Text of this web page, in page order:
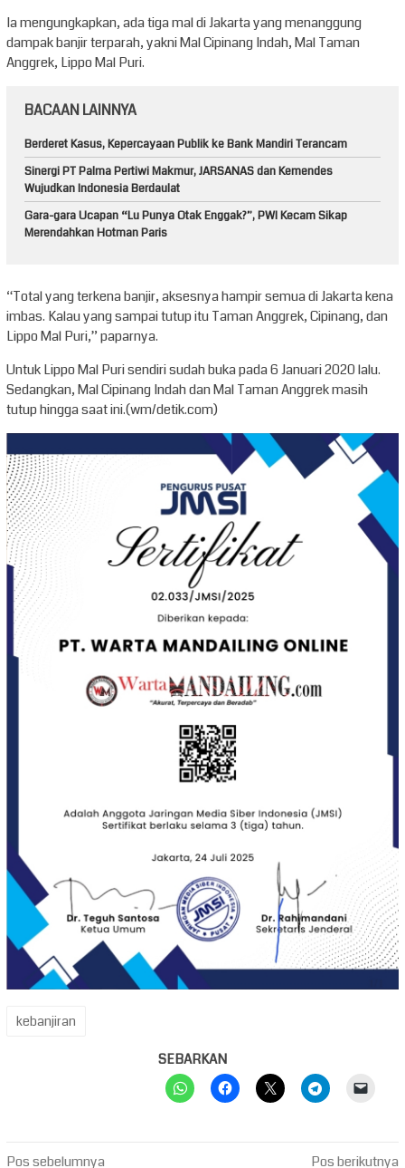
Ia mengungkapkan, ada tiga mal di Jakarta yang menanggung
dampak banjir terparah, yakni Mal Cipinang Indah, Mal Taman
Anggrek, Lippo Mal Puri.
BACAAN LAINNYA
Berderet Kasus, Kepercayaan Publik ke Bank Mandiri Terancam
Sinergi PT Palma Pertiwi Makmur, JARSANAS dan Kemendes
Wujudkan Indonesia Berdaulat
Gara-gara Ucapan “Lu Punya Otak Enggak?”, PWI Kecam Sikap
Merendahkan Hotman Paris
“Total yang terkena banjir, aksesnya hampir semua di Jakarta kena
imbas. Kalau yang sampai tutup itu Taman Anggrek, Cipinang, dan
Lippo Mal Puri,” paparnya.
Untuk Lippo Mal Puri sendiri sudah buka pada 6 Januari 2020 lalu.
Sedangkan, Mal Cipinang Indah dan Mal Taman Anggrek masih
tutup hingga saat ini.(wm/detik.com)
kebanjiran
SEBARKAN
Pos sebelumnya Pos berikutnya